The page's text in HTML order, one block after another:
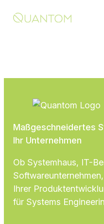
Inhalt
Maßgeschnei­dertes
Ihr Unternehmen
Ob Systemhaus, IT-
Ihrer
für Systems